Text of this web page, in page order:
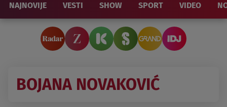
NAJNOVIJE VESTI SHOW SPORT VIDEO
BOJANA NOVAKOVIĆ